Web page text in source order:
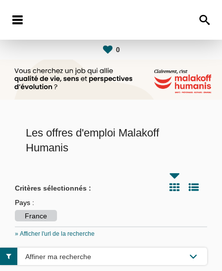
0
Les offres d'emploi Malakoff
Humanis
Critères sélectionnés :
Pays :
France
» Afficher l'url de la recherche
Affiner ma recherche